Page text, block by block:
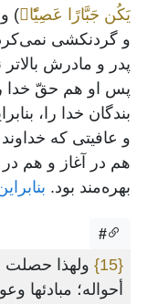
يَكُن جَبَّارًا عَصِيّٗا﴾)
و گردنکشی
پدر و مادرش
پس او هم حقّ خدا
بندگان خدا را،
و عافیتی که خداوند
هم در آغاز و هم در
بهره‌مند بود.
#
{15}
ولهذا حصلت
أحواله؛ مبادئها